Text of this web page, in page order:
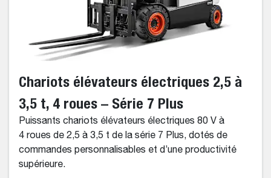
Chariots élévateurs électriques 2,5 à
3,5 t, 4 roues – Série 7 Plus
Puissants chariots élévateurs électriques 80 V à
4 roues de 2,5 à 3,5 t de la série 7 Plus, dotés de
commandes personnalisables et d’une productivité
supérieure.